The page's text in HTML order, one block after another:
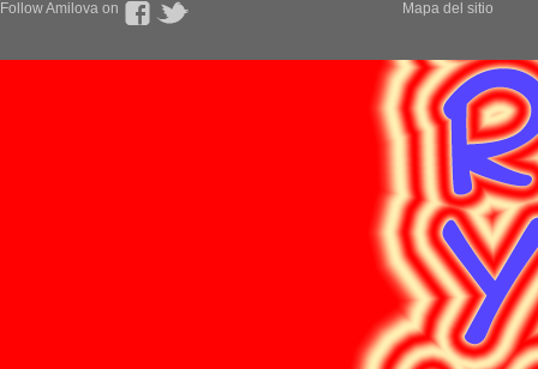
Follow Amilova on Mapa del sitio